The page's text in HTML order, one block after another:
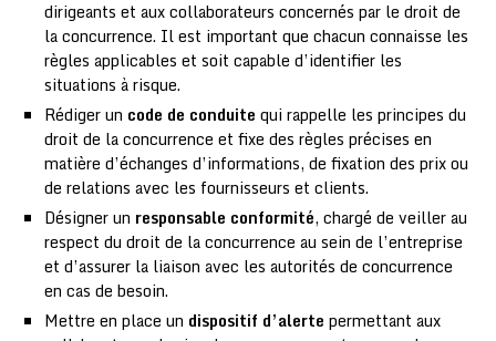
dirigeants et aux collaborateurs concernés par le droit de
la concurrence. Il est important que chacun connaisse les
règles applicables et soit capable d’identifier les
situations à risque.
Rédiger un code de conduite qui rappelle les principes du
droit de la concurrence et fixe des règles précises en
matière d’échanges d’informations, de fixation des prix ou
de relations avec les fournisseurs et clients.
Désigner un responsable conformité, chargé de veiller au
respect du droit de la concurrence au sein de l’entreprise
et d’assurer la liaison avec les autorités de concurrence
en cas de besoin.
Mettre en place un dispositif d’alerte permettant aux